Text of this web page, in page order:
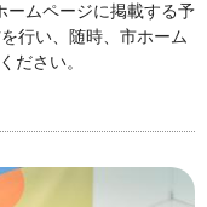
ームページに掲載する予
行い、随時、市ホーム
ださい。